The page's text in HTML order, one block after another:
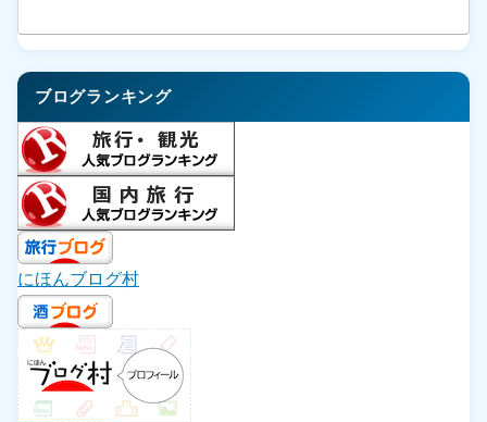
ブログランキング
にほんブログ村